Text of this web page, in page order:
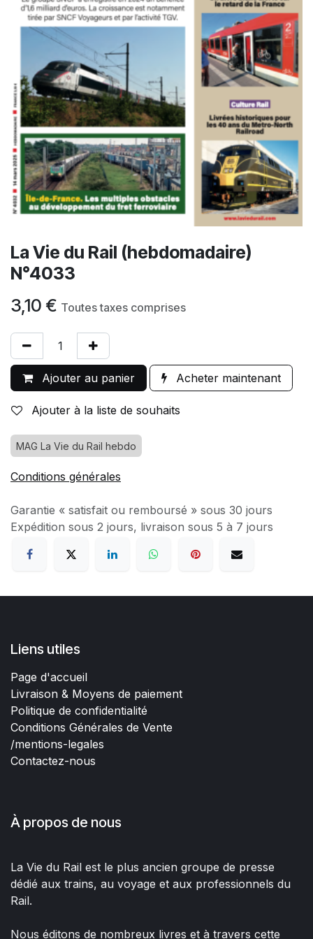
La Vie du Rail (hebdomadaire)
N°4033
3,10 € Toutes taxes comprises
Ajouter au panier Acheter maintenant
Ajouter à la liste de souhaits
MAG La Vie du Rail hebdo
Conditions générales
Garantie « satisfait ou remboursé » sous 30 jours
Expédition sous 2 jours, livraison sous 5 à 7 jours
Liens utiles
Page d'accueil
Livraison & Moyens de paiement
Politique de confidentialité
Conditions Générales de Vente
/mentions-legales
Contactez-nous
À propos de nous
La Vie du Rail est le plus ancien groupe de presse
dédié aux trains, au voyage et aux professionnels du
Rail.
Nous éditons de nombreux livres et à travers cette